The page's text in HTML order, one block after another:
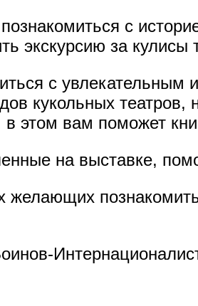
с
экскурсию за кулисы
с увлекательным
кукольных
в этом вам поможет
на выставке,
желающих